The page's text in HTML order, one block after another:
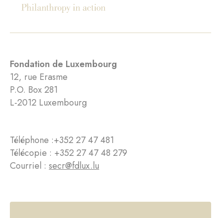
Fondation de Luxembourg
12, rue Erasme
P.O. Box 281
L-2012 Luxembourg
Téléphone :+352 27 47 481
Télécopie : +352 27 47 48 279
Courriel : secr@fdlux.lu